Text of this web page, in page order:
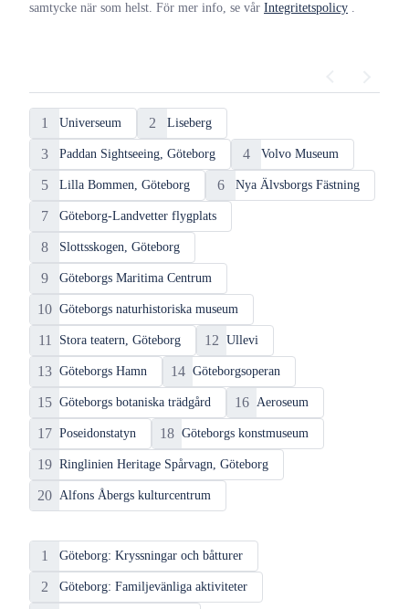
samtycke när som helst. För mer info, se vår Integritetspolicy
Göteborg
1 Universeum 2 Liseberg
3 Paddan Sightseeing, Göteborg 4 Volvo Museum
5 Lilla Bommen, Göteborg 6 Nya Älvsborgs Fästning
7 Göteborg-Landvetter flygplats
8 Slottsskogen, Göteborg
9 Göteborgs Maritima Centrum
10 Göteborgs naturhistoriska museum
11 Stora teatern, Göteborg 12 Ullevi
13 Göteborgs Hamn 14 Göteborgsoperan
15 Göteborgs botaniska trädgård 16 Aeroseum
17 Poseidonstatyn 18 Göteborgs konstmuseum
19 Ringlinien Heritage Spårvagn, Göteborg
20 Alfons Åbergs kulturcentrum
Göteborg
1 Göteborg: Kryssningar och båtturer
2 Göteborg: Familjevänliga aktiviteter